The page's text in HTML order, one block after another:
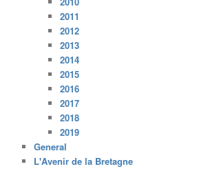
2011
2012
2013
2014
2015
2016
2017
2018
2019
General
L'Avenir de la Bretagne